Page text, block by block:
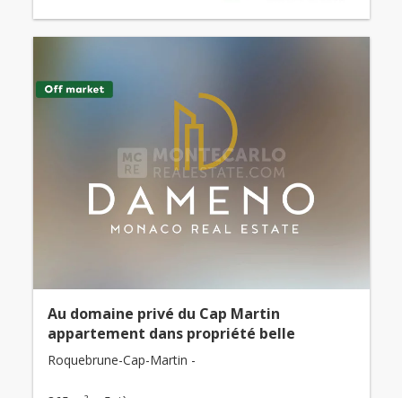
Au domaine privé du Cap Martin
appartement dans propriété belle
Roquebrune-Cap-Martin -